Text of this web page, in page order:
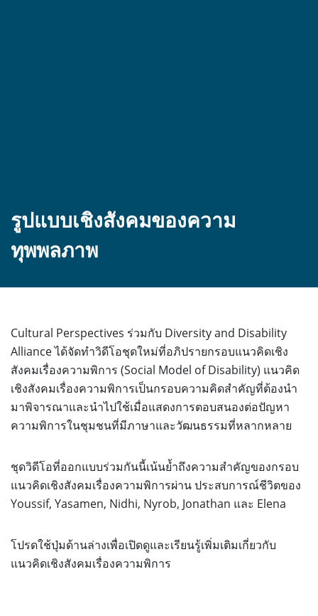
รูปแบบเชิงสังคมของความ
ทุพพลภาพ
Cultural Perspectives ร่วมกับ Diversity and Disability
Alliance ได้จัดทำวิดีโอชุดใหม่ที่อภิปรายกรอบแนวคิดเชิง
สังคมเรื่องความพิการ (Social Model of Disability) แนวคิด
เชิงสังคมเรื่องความพิการเป็นกรอบความคิดสำคัญที่ต้องนำ
มาพิจารณาและนำไปใช้เมื่อแสดงการตอบสนองต่อปัญหา
ความพิการในชุมชนที่มีภาษาและวัฒนธรรมที่หลากหลาย
ชุดวิดีโอที่ออกแบบร่วมกันนี้เน้นย้ำถึงความสำคัญของกรอบ
แนวคิดเชิงสังคมเรื่องความพิการผ่าน ประสบการณ์ชีวิตของ
Youssif, Yasamen, Nidhi, Nyrob, Jonathan และ Elena
โปรดใช้ปุ่มด้านล่างเพื่อเปิดดูและเรียนรู้เพิ่มเติมเกี่ยวกับ
แนวคิดเชิงสังคมเรื่องความพิการ